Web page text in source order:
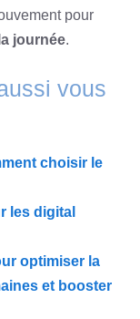
pour
journée.
vous
choisir le
les digital
optimiser la
et booster